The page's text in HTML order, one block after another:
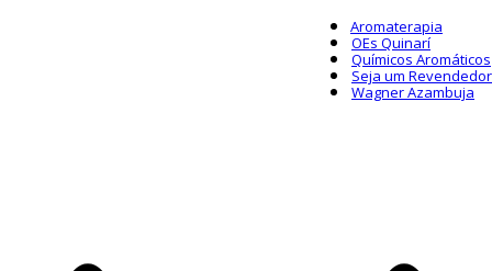
Aromaterapia
OEs Quinarí
Químicos Aromáticos
Seja um Revendedor
Wagner Azambuja